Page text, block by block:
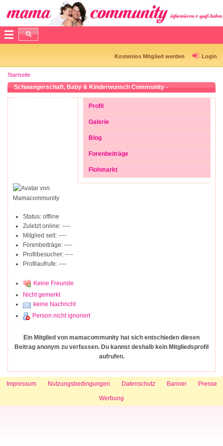
Kostenlos Mitglied werden Login
Startseite
Schwangerschaft, Baby & Kinderwunsch Community -
Mamacommunity.de
Profil
Galerie
Blog
Forenbeiträge
Flohmarkt
Status: offline
Zuletzt online: ----
Mitglied seit: ----
Forenbeiträge: ----
Profilbesucher: ----
Profilaufrufe: ----
Keine Freunde
Nicht gemerkt
keine Nachricht
Person nicht ignoriert
Ein Mitglied von mamacommunity hat sich entschieden diesen
Beitrag anonym zu verfassen. Du kannst deshalb kein Mitgliedsprofil
aufrufen.
Impressum Nutzungsbedingungen Datenschutz Banner Presse
Werbung